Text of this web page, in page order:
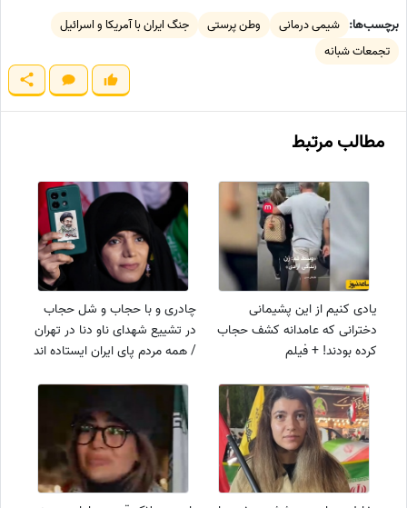
برچسب‌ها: شیمی درمانی وطن پرستی
جنگ ایران با آمریکا و اسرائیل
تجمعات شبانه
مطالب مرتبط
یادی کنیم از این پشیمانی
دخترانی که عامدانه کشف حجاب
کرده بودند! + فیلم
چادری و با حجاب و شل حجاب
در تشییع شهدای ناو دنا در تهران
/ همه مردم پای ایران ایستاده اند